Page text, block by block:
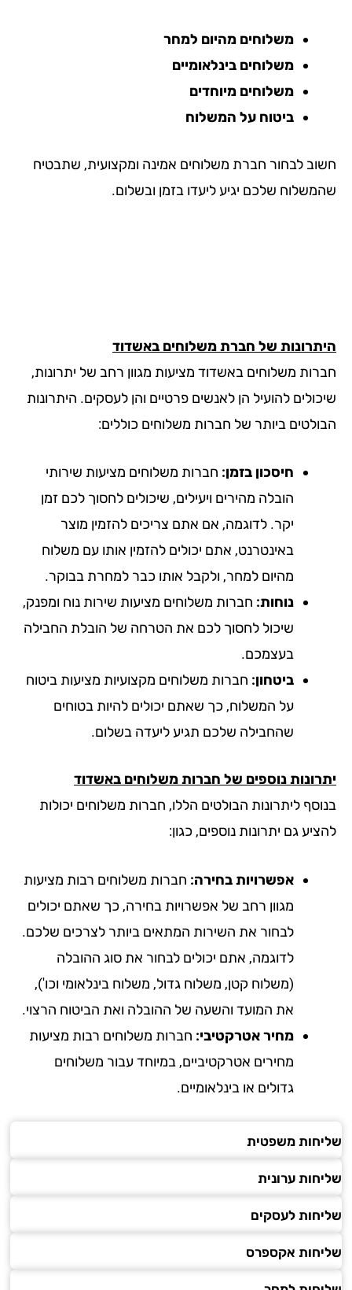
משלוחים מהיום למחר
משלוחים בינלאומיים
משלוחים מיוחדים
ביטוח על המשלוח
לבחור חברת משלוחים אמינה ומקצועית, שתבטיח
שלכם יגיע ליעדו בזמן ובשלום.
של חברת משלוחים באשדוד
משלוחים באשדוד מציעות מגוון רחב של יתרונות,
להועיל הן לאנשים פרטיים והן לעסקים. היתרונות
ביותר של חברות משלוחים כוללים:
חיסכון בזמן:חברות משלוחים מציעות שירותי
הובלה מהירים ויעילים, שיכולים לחסוך לכם זמן
יקר. לדוגמה, אם אתם צריכים להזמין מוצר
באינטרנט, אתם יכולים להזמין אותו עם משלוח
מהיום למחר, ולקבל אותו כבר למחרת בבוקר.
נוחות:חברות משלוחים מציעות שירות נוח ומפנק,
שיכול לחסוך לכם את הטרחה של הובלת החבילה
בעצמכם.
ביטחון:חברות משלוחים מקצועיות מציעות ביטוח
על המשלוח, כך שאתם יכולים להיות בטוחים
שהחבילה שלכם תגיע ליעדה בשלום.
נוספים של חברות משלוחים באשדוד
ליתרונות הבולטים הללו, חברות משלוחים יכולות
גם יתרונות נוספים, כגון:
אפשרויות בחירה:חברות משלוחים רבות מציעות
מגוון רחב של אפשרויות בחירה, כך שאתם יכולים
לבחור את השירות המתאים ביותר לצרכים שלכם.
לדוגמה, אתם יכולים לבחור את סוג ההובלה
(משלוח קטן, משלוח גדול, משלוח בינלאומי וכו'),
את המועד והשעה של ההובלה ואת הביטוח הרצוי.
מחיר אטרקטיבי:חברות משלוחים רבות מציעות
מחירים אטרקטיביים, במיוחד עבור משלוחים
גדולים או בינלאומיים.
משפטית
ערונית
לעסקים
אקספרס